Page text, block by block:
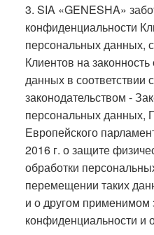
3. SIA «GENESHA»
конфиденциальности
персональных данных,
Клиентов на
данных в соответствии
законодательством -
персональных данных,
Европейского
2016 г. о защите
обработки
перемещении таких
и о другом применимом
конфиденциальности и